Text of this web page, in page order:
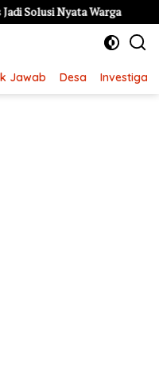
Nyata Warga
Jawab Desa Investigasi